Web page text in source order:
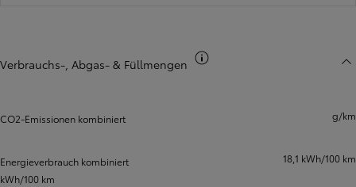
Verbrauchs-, Abgas- & Füllmengen
CO2-Emissionen kombiniert g/km
Energieverbrauch kombiniert
kWh/100 km
18,1 kWh/100 km